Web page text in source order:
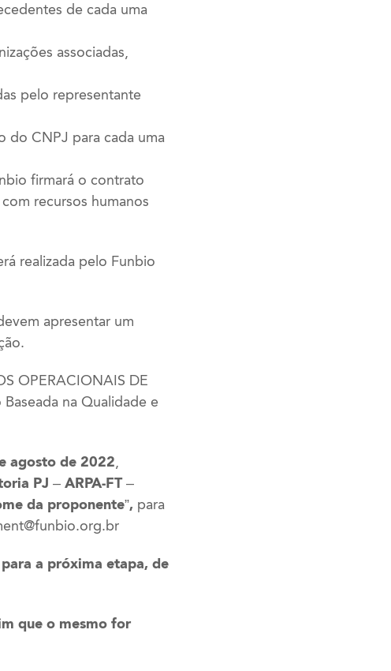
de cada uma
associadas,
pelo representante
do CNPJ para cada uma
firmará o contrato
recursos humanos
realizada pelo Funbio
apresentar um
OPERACIONAIS DE
na Qualidade e
agosto de 2022,
PJ – ARPA-FT –
da proponente”, para
para a próxima etapa, de
que o mesmo for